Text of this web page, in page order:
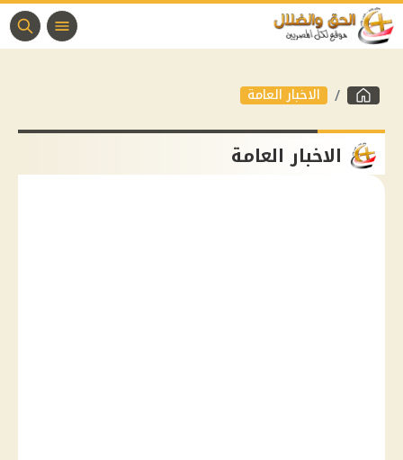
الاخبار العامة
الاخبار العامة